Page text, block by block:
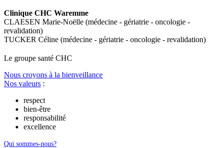
Clinique CHC Waremme
CLAESEN Marie-Noëlle (médecine - gériatrie - oncologie -
revalidation)
TUCKER Céline (médecine - gériatrie - oncologie - revalidation)
Le groupe santé CHC
Nous croyons à la bienveillance
Nos valeurs :
respect
bien-être
responsabilité
excellence
Qui sommes-nous?